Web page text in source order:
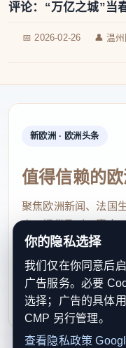
评论：“万亿之城”当
📅 2026-02-26 👤 温州
新欧洲 · 欧洲头条
值得信赖的
聚焦欧洲新闻、法国
点，提供及时、真实
速了解欧洲动态。
服务支持、版权与合
利通知
你的隐私选择
我们仅在你同意后
广告服务。必要
选择；广告的具体
CMP 另行管理。
查看隐私政策